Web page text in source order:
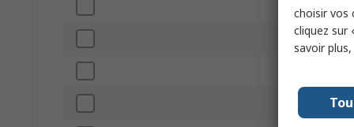
Terminal
Material
IP Rating
choisir vos
cliquez sur
savoir